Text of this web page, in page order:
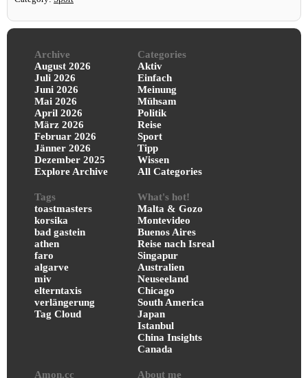
Archive
August 2026
Juli 2026
Juni 2026
Mai 2026
April 2026
März 2026
Februar 2026
Jänner 2026
Dezember 2025
Explore Archive
Categories
Aktiv
Einfach
Meinung
Mühsam
Politik
Reise
Sport
Tipp
Wissen
All Categories
Tags
toastmasters
korsika
bad gastein
athen
faro
algarve
miv
elterntaxis
verlängerung
Tag Cloud
What's hot!
Malta & Gozo
Montevideo
Buenos Aires
Reise nach Isreal
Singapur
Australien
Neuseeland
Chicago
South America
Japan
Istanbul
China Insights
Canada
Amon.cc About me